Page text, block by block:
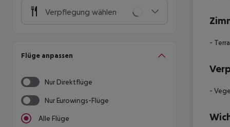
Verpflegung wählen
Flüge anpassen
Nur Direktflüge
Nur Eurowings-Flüge
Alle Flüge
-
-